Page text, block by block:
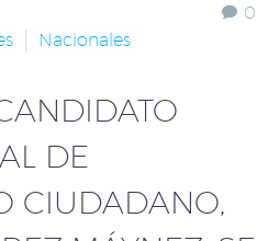
0
Nacionales
DE
CIUDADANO,